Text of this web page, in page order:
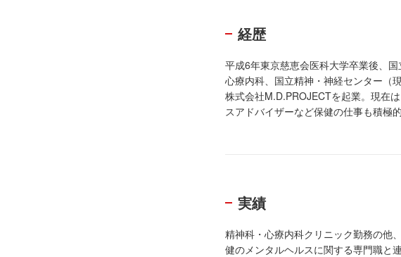
経歴
平成6年東京慈恵会医科大学卒業後、
心療内科、国立精神・神経センター（
株式会社M.D.PROJECTを起業。現在
スアドバイザーなど保健の仕事も積極的
実績
精神科・心療内科クリニック勤務の他
健のメンタルヘルスに関する専門職と